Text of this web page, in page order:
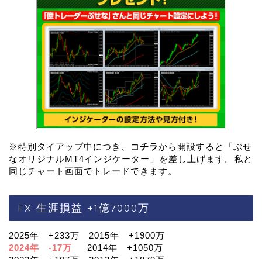
※特別タイアップ中につき、 コチラから開設すると「ぶせ
なオリジナルMT4インジケーター」を差し上げます。私と
同じチャート画面でトレードできます。
FX 生涯損益 +1億7000万
2025年 +233万 2015年 +1900万
2024年 -17万
2014年 +1050万